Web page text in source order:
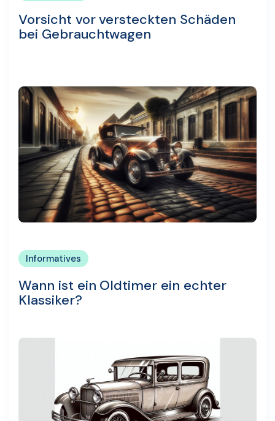
Vorsicht vor versteckten Schäden
bei Gebrauchtwagen
Informatives
Wann ist ein Oldtimer ein echter
Klassiker?